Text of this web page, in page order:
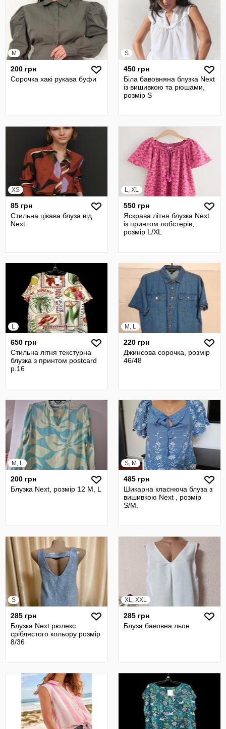
M
200 грн
Сорочка хакі рукава буфи
S
450 грн
Біла бавовняна блузка Next
із вишивкою та рюшами,
розмір S
XS
85 грн
Стильна цікава блуза від
Next
L, XL
550 грн
Яскрава літня блузка Next
із принтом лобстерів,
розмір L/XL
L
650 грн
Стильна літня текстурна
блузка з принтом postcard
р.16
M, L
220 грн
Джинсова сорочка, розмір
46/48
M, L
200 грн
Блузка Next, розмір 12 М, L
S, M
485 грн
Шикарна класнюча блуза з
вишивкою Next , розмір
S/M.
S
285 грн
Блузка Next рюлекс
сріблястого кольору розмір
8/36
XL, XXL
285 грн
Блуза бавовна льон